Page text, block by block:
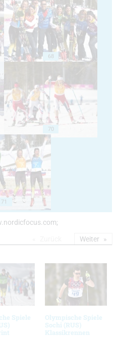
68
70
71
Spiele
Olympische Spiele
Sochi (RUS)
Klassikrennen
Weiter